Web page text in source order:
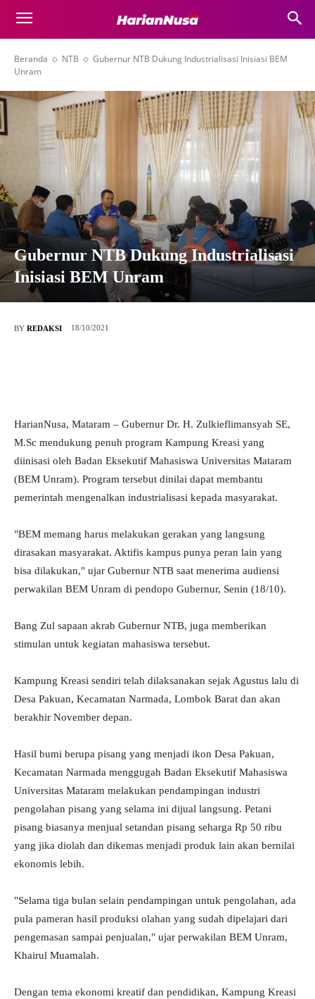
Beranda NTB
Gubernur NTB Dukung Industrialisasi Inisiasi BEM
Unram
Gubernur NTB Dukung Industrialisasi
Inisiasi BEM Unram
BY REDAKSI 18/10/2021
HarianNusa, Mataram – Gubernur Dr. H. Zulkieflimansyah SE,
M.Sc mendukung penuh program Kampung Kreasi yang
diinisasi oleh Badan Eksekutif Mahasiswa Universitas Mataram
(BEM Unram). Program tersebut dinilai dapat membantu
pemerintah mengenalkan industrialisasi kepada masyarakat.
"BEM memang harus melakukan gerakan yang langsung
dirasakan masyarakat. Aktifis kampus punya peran lain yang
bisa dilakukan," ujar Gubernur NTB saat menerima audiensi
perwakilan BEM Unram di pendopo Gubernur, Senin (18/10).
Bang Zul sapaan akrab Gubernur NTB, juga memberikan
stimulan untuk kegiatan mahasiswa tersebut.
Kampung Kreasi sendiri telah dilaksanakan sejak Agustus lalu di
Desa Pakuan, Kecamatan Narmada, Lombok Barat dan akan
berakhir November depan.
Hasil bumi berupa pisang yang menjadi ikon Desa Pakuan,
Kecamatan Narmada menggugah Badan Eksekutif Mahasiswa
Universitas Mataram melakukan pendampingan industri
pengolahan pisang yang selama ini dijual langsung. Petani
pisang biasanya menjual setandan pisang seharga Rp 50 ribu
yang jika diolah dan dikemas menjadi produk lain akan bernilai
ekonomis lebih.
"Selama tiga bulan selain pendampingan untuk pengolahan, ada
pula pameran hasil produksi olahan yang sudah dipelajari dari
pengemasan sampai penjualan," ujar perwakilan BEM Unram,
Khairul Muamalah.
Dengan tema ekonomi kreatif dan pendidikan, Kampung Kreasi